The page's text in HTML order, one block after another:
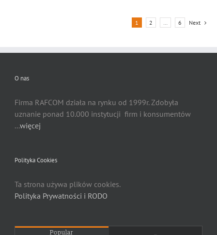
1 2 … 6 Next
O nas
Firma RAFCOM działa na rynku od 1999r. Zdobyła
uznanie ponad 10.000 instytucji firm i konsumentów
...więcej
Polityka Cookies
Ta strona używa plików cookies.
Polityka Prywatności i RODO
Popular